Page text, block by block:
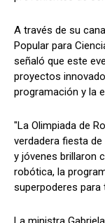
A través de su
Popular para
señaló que este
proyectos
programación y la
"La Olimpiada de
verdadera fiesta
y jóvenes brillaron
robótica, la
superpoderes